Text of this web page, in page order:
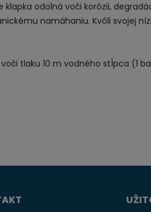
klapka odolná voči korózii,
namáhaniu. Kvôli svojej
voči tlaku 10 m vodného stĺpca (1